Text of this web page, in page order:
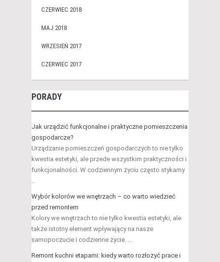
CZERWIEC 2018
MAJ 2018
WRZESIEŃ 2017
CZERWIEC 2017
PORADY
Jak urządzić funkcjonalne i praktyczne pomieszczenia
gospodarcze?
Urządzanie pomieszczeń gospodarczych to nie tylko
kwestia estetyki, ale przede wszystkim praktyczności i
funkcjonalności. W codziennym życiu często stykamy
…
Wybór kolorów we wnętrzach – co warto wiedzieć
przed remontem
Kolory we wnętrzach to nie tylko kwestia estetyki, ale
także istotny element wpływający na nasze
samopoczucie i codzienne życie. …
Remont kuchni etapami: kiedy warto rozłożyć prace i